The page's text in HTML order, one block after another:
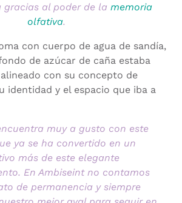
gracias al poder de la memoria
olfativa.
con cuerpo de agua de sandía,
de azúcar de caña estaba
con su concepto de
identidad y el espacio que iba a
muy a gusto con este
ya se ha convertido en un
más de este elegante
En Ambiseint no contamos
de permanencia y siempre